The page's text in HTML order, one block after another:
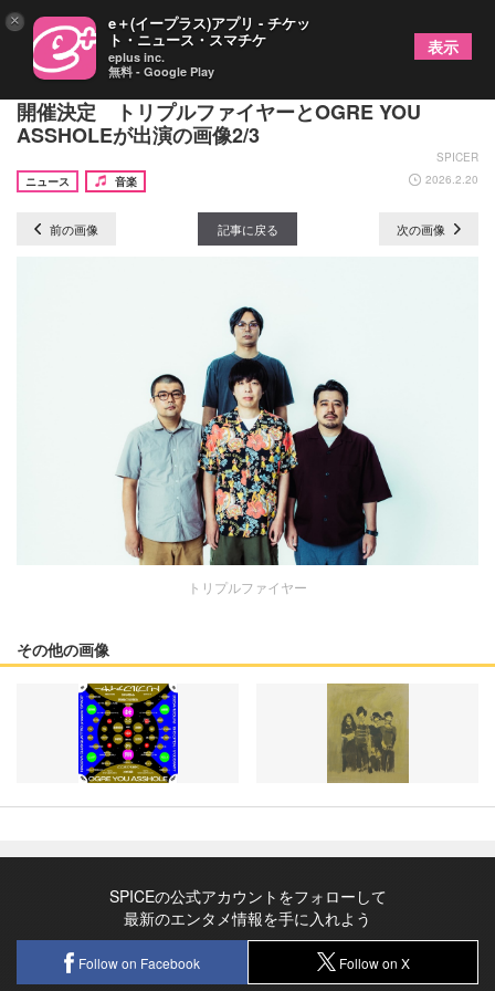
名古屋クアトロの対バンシリーズ『SPACE』4月に
開催決定 トリプルファイヤーとOGRE YOU
ASSHOLEが出演の画像2/3
SPICER
ニュース
音楽 2026.2.20
前の画像 記事に戻る 次の画像
トリプルファイヤー
その他の画像
SPICEの公式アカウントをフォローして
最新のエンタメ情報を手に入れよう
Follow on Facebook Follow on X
× e＋(イープラス)アプリ - チケッ
ト・ニュース・スマチケ
eplus inc.
無料 - Google Play
表示